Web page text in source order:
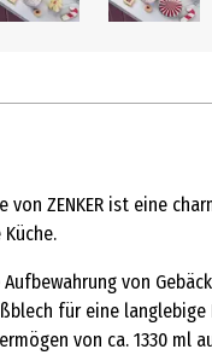
von ZENKER ist eine
von
für eine langlebige
von ca. 1330 ml